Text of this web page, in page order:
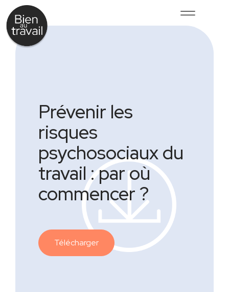
Prévenir les
risques
psychosociaux du
travail : par où
commencer ?
Télécharger